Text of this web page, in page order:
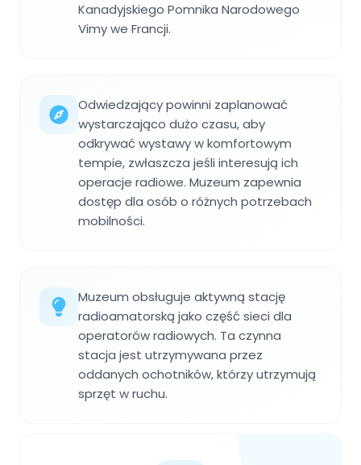
Kanadyjskiego Pomnika Narodowego
Vimy we Francji.
Odwiedzający powinni zaplanować
wystarczająco dużo czasu, aby
odkrywać wystawy w komfortowym
tempie, zwłaszcza jeśli interesują ich
operacje radiowe. Muzeum zapewnia
dostęp dla osób o różnych potrzebach
mobilności.
Muzeum obsługuje aktywną stację
radioamatorską jako część sieci dla
operatorów radiowych. Ta czynna
stacja jest utrzymywana przez
oddanych ochotników, którzy utrzymują
sprzęt w ruchu.